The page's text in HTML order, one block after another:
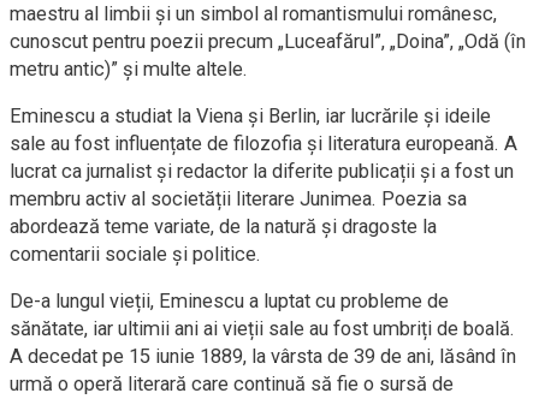
maestru al limbii și un simbol al romantismului românesc,
cunoscut pentru poezii precum „Luceafărul”, „Doina”, „Odă (în
metru antic)” și multe altele.
Eminescu a studiat la Viena și Berlin, iar lucrările și ideile
sale au fost influențate de filozofia și literatura europeană. A
lucrat ca jurnalist și redactor la diferite publicații și a fost un
membru activ al societății literare Junimea. Poezia sa
abordează teme variate, de la natură și dragoste la
comentarii sociale și politice.
De-a lungul vieții, Eminescu a luptat cu probleme de
sănătate, iar ultimii ani ai vieții sale au fost umbriți de boală.
A decedat pe 15 iunie 1889, la vârsta de 39 de ani, lăsând în
urmă o operă literară care continuă să fie o sursă de